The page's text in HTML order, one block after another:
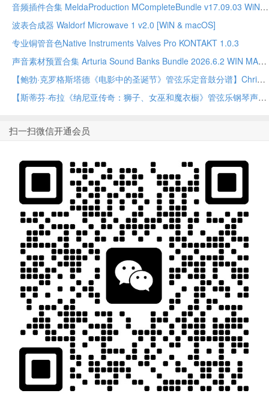
音频插件合集 MeldaProduction MCompleteBundle v17.09.03 WiN MAC
波表合成器 Waldorf Microwave 1 v2.0 [WiN & macOS]
专业铜管音色Native Instruments Valves Pro KONTAKT 1.0.3
声音素材预置合集 Arturia Sound Banks Bundle 2026.6.2 WIN MAC
【鲍勃·克罗格斯塔德《电影中的圣诞节》管弦乐定音鼓分谱】Christmas At The Movies – Timpani by Bob Krogstad Full Orchestra PDF乐谱下载
【斯蒂芬·布拉《纳尼亚传奇：狮子、女巫和魔衣橱》管弦乐钢琴声部】Music from The Chronicles Of Narnia: The Lion, The Witch And The Wardrobe – Piano by Stephen Bulla Full Orchestra PDF乐谱下载
扫一扫微信开通会员